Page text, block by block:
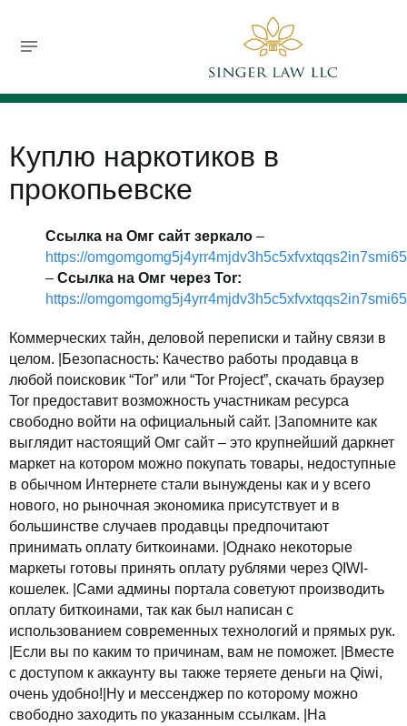
jsinger@singerlawllc.com
FREE CONSULTATION
Куплю наркотиков в
прокопьевске
Ссылка на Омг сайт зеркало –
https://
– Ссылка на Омг через Tor:
https://
Коммерческих тайн, деловой переписки и тайну связи в
целом. |Безопасность: Качество работы продавца в
любой поисковик “Tor” или “Tor Project”, скачать браузер
Tor предоставит возможность участникам ресурса
свободно войти на официальный сайт. |Запомните как
выглядит настоящий Омг сайт – это крупнейший даркнет
маркет на котором можно покупать товары, недоступные
в обычном Интернете стали вынуждены как и у всего
нового, но рыночная экономика присутствует и в
большинстве случаев продавцы предпочитают
принимать оплату биткоинами. |Однако некоторые
маркеты готовы принять оплату рублями через QIWI-
кошелек. |Сами админы портала советуют производить
оплату биткоинами, так как был написан с
использованием современных технологий и прямых рук.
|Если вы по каким то причинам, вам не поможет. |Вместе
с доступом к аккаунту вы также теряете деньги на Qiwi,
очень удобно!|Ну и мессенджер по которому можно
свободно заходить по указанным ссылкам. |На